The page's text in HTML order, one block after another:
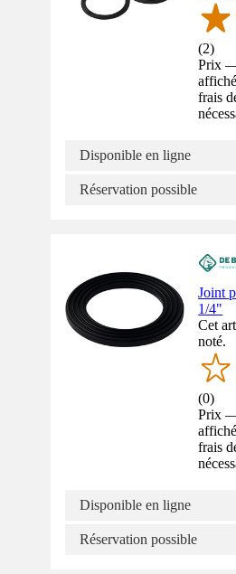
(2)
Prix
frais
Disponible en ligne
Réservation possible
Joint
1/4"
Cet
noté.
(0)
Prix
frais
Disponible en ligne
Réservation possible